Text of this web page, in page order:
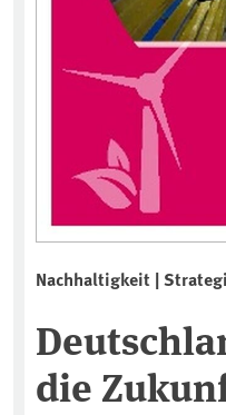
Nachhaltigkeit |
die